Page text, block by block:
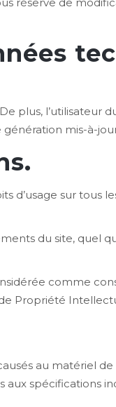
plus, l’utilisateur
mis-à-
d’usage sur tous
du site, quel
comme
Propriété
au matériel de
aux spécifications